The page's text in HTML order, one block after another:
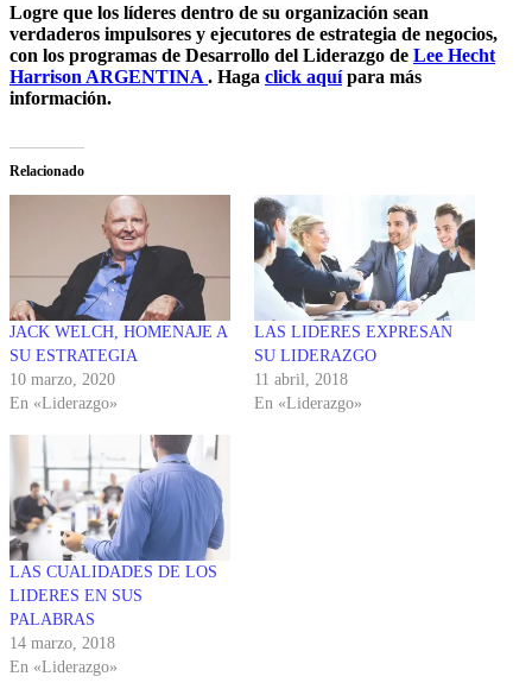
Logre que los líderes dentro de su organización sean
verdaderos impulsores y ejecutores de estrategia de negocios,
con los programas de Desarrollo del Liderazgo de Lee Hecht
Harrison ARGENTINA . Haga click aquípara más
información.
Relacionado
JACK WELCH, HOMENAJE A
SU ESTRATEGIA
10 marzo, 2020
En «Liderazgo»
LAS LIDERES EXPRESAN
SU LIDERAZGO
11 abril, 2018
En «Liderazgo»
LAS CUALIDADES DE LOS
LIDERES EN SUS
PALABRAS
14 marzo, 2018
En «Liderazgo»